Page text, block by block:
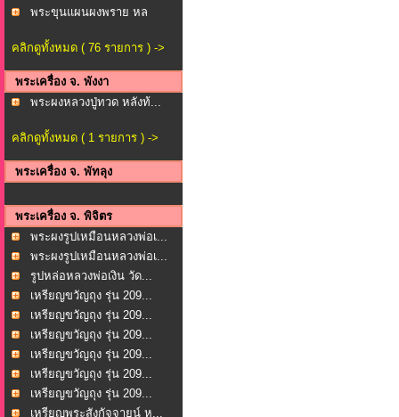
วงพ่...พระขุนแผนผงพราย หล
คลิกดูทั้งหมด ( 76 รายการ ) ->
พระเครื่อง จ. พังงา
พระผงหลวงปู่ทวด หลังท้...
คลิกดูทั้งหมด ( 1 รายการ ) ->
พระเครื่อง จ. พัทลุง
พระเครื่อง จ. พิจิตร
พระผงรูปเหมือนหลวงพ่อเ...
พระผงรูปเหมือนหลวงพ่อเ...
รูปหล่อหลวงพ่อเงิน วัด...
เหรียญขวัญถุง รุ่น 209...
เหรียญขวัญถุง รุ่น 209...
เหรียญขวัญถุง รุ่น 209...
เหรียญขวัญถุง รุ่น 209...
เหรียญขวัญถุง รุ่น 209...
เหรียญขวัญถุง รุ่น 209...
เหรียญพระสังกัจจายน์ ห...